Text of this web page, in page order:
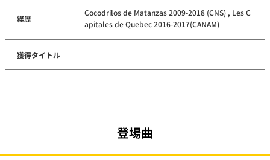
経歴
Cocodrilos de Matanzas 2009-2018 (CNS) , Les C
apitales de Quebec 2016-2017(CANAM)
獲得タイトル
登場曲